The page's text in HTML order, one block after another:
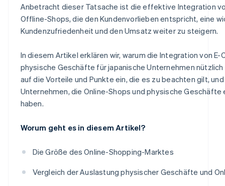
Anbetracht dieser Tatsache ist die effektive Integration
Offline-Shops, die den Kundenvorlieben entspricht, eine
Kundenzufriedenheit und den Umsatz weiter zu steigern.
In diesem Artikel erklären wir, warum die Integration von
physische Geschäfte für japanische Unternehmen nützlich
auf die Vorteile und Punkte ein, die es zu beachten gilt,
Unternehmen, die Online-Shops und physische
haben.
Worum geht es in diesem Artikel?
Die Größe des Online-Shopping-Marktes
Vergleich der Auslastung physischer Geschäfte und